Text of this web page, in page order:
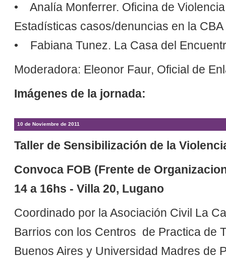
• Analía Monferrer. Oficina de
Estadísticas casos/denuncias en la
• Fabiana Tunez. La Casa del
Moderadora: Eleonor Faur, Oficial de
Imágenes de la jornada:
10 de Noviembre de 2011
Taller de Sensibilización de la
Convoca FOB (Frente de
14 a 16hs - Villa 20, Lugano
Coordinado por la Asociación Civil La
Barrios con los Centros de Practica de
Buenos Aires y Universidad Madres de